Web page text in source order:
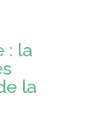
: la
la